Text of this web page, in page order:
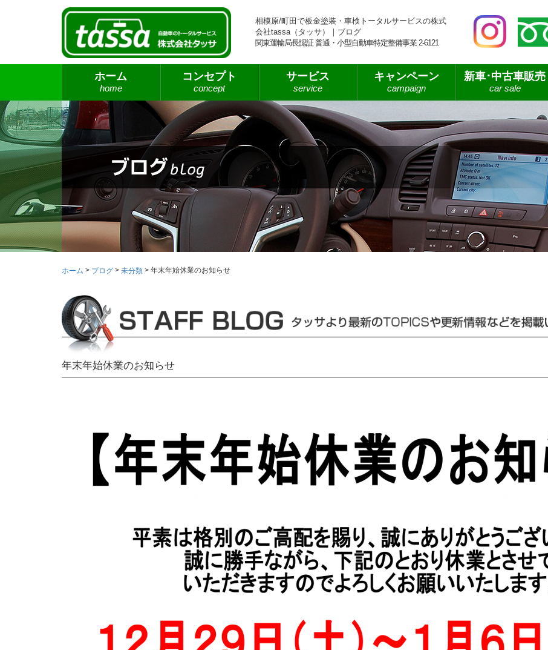
相模原/町田で板金塗装・車検トータルサービスの株式
会社tassa（タッサ）｜ブログ
関東運輸局長認証 普通・小型自動車特定整備事業 2-6121
ホーム
home
コンセプト
concept
サービス
service
キャンペーン
campaign
新車･中古車販売
car sale
ホーム > ブログ > 未分類 > 年末年始休業のお知らせ
年末年始休業のお知らせ